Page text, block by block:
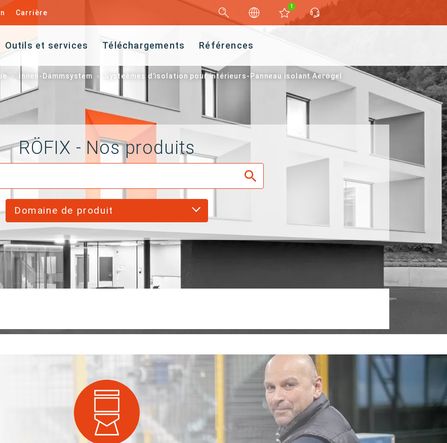
Carrière
1
Outils et services Téléchargements Références
Innen-Dämmsystem Systeèmes d’isolation pour intérieurs-Panneau isolant Aerogel
RÖFIX - Nos produits
Domaine de produit